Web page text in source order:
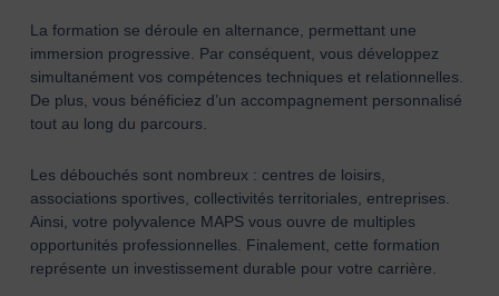
La formation se déroule en alternance, permettant une
immersion progressive. Par conséquent, vous développez
simultanément vos compétences techniques et relationnelles.
De plus, vous bénéficiez d’un accompagnement personnalisé
tout au long du parcours.
Les débouchés sont nombreux : centres de loisirs,
associations sportives, collectivités territoriales, entreprises.
Ainsi, votre polyvalence MAPS vous ouvre de multiples
opportunités professionnelles. Finalement, cette formation
représente un investissement durable pour votre carrière.